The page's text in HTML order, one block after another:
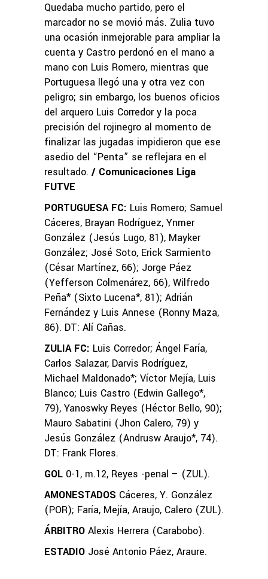
Quedaba mucho partido, pero el
marcador no se movió más. Zulia tuvo
una ocasión inmejorable para ampliar la
cuenta y Castro perdonó en el mano a
mano con Luis Romero, mientras que
Portuguesa llegó una y otra vez con
peligro; sin embargo, los buenos oficios
del arquero Luis Corredor y la poca
precisión del rojinegro al momento de
finalizar las jugadas impidieron que ese
asedio del “Penta” se reflejara en el
resultado. / Comunicaciones Liga
FUTVE
PORTUGUESA FC: Luis Romero; Samuel
Cáceres, Brayan Rodríguez, Ynmer
González (Jesús Lugo, 81), Mayker
González; José Soto, Erick Sarmiento
(César Martínez, 66); Jorge Páez
(Yefferson Colmenárez, 66), Wilfredo
Peña* (Sixto Lucena*, 81); Adrián
Fernández y Luis Annese (Ronny Maza,
86). DT: Alí Cañas.
ZULIA FC: Luis Corredor; Ángel Faría,
Carlos Salazar, Darvis Rodríguez,
Michael Maldonado*; Víctor Mejía, Luis
Blanco; Luis Castro (Edwin Gallego*,
79), Yanoswky Reyes (Héctor Bello, 90);
Mauro Sabatini (Jhon Calero, 79) y
Jesús González (Andrusw Araujo*, 74).
DT: Frank Flores.
GOL 0-1, m.12, Reyes -penal – (ZUL).
AMONESTADOS Cáceres, Y. González
(POR); Faría, Mejía, Araujo, Calero (ZUL).
ÁRBITRO Alexis Herrera (Carabobo).
ESTADIO José Antonio Páez, Araure.